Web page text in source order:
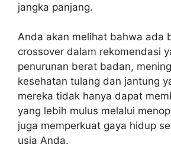
jangka panjang.
Anda akan melihat bahwa ada
crossover dalam rekomendasi
penurunan berat badan,
kesehatan tulang dan jantung
mereka tidak hanya dapat
yang lebih mulus melalui
juga memperkuat gaya hidup
usia Anda.